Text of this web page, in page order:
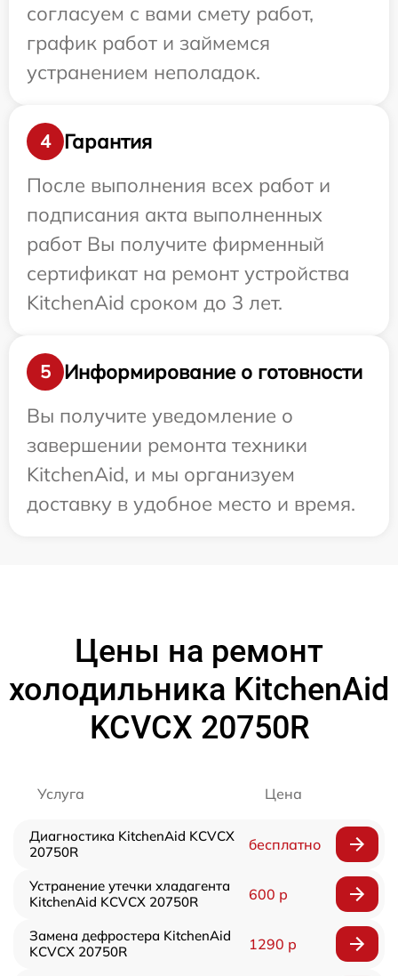
согласуем с вами смету работ,
график работ и займемся
устранением неполадок.
4
Гарантия
После выполнения всех работ и
подписания акта выполненных
работ Вы получите фирменный
сертификат на ремонт устройства
KitchenAid сроком до 3 лет.
5
Информирование о готовности
Вы получите уведомление о
завершении ремонта техники
KitchenAid, и мы организуем
доставку в удобное место и время.
Цены на ремонт
холодильника KitchenAid
KCVCX 20750R
Услуга Цена
Диагностика KitchenAid KCVCX
20750R
бесплатно
Устранение утечки хладагента
KitchenAid KCVCX 20750R
600 р
Замена дефростера KitchenAid
KCVCX 20750R
1290 р